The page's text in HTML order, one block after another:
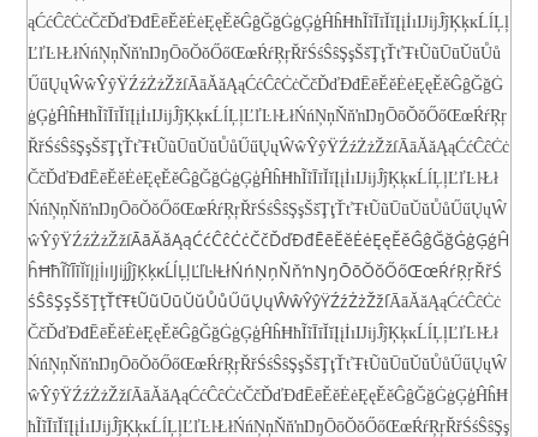
ąĆćĈĉĊċČčĎďĐđĒēĔĕĖėĘęĚěĜĝĞğĠġĢģĤĥĦħĨĩĪīĬĭĮįİıĲĳĴĵĶķĸĹĺĻļ
ĽľĿŀŁłŃńŅņŇňŉŊŋŌōŎŏŐőŒœŔŕŖŗŘřŚśŜŝŞşŠšŢţŤťŦŧŨũŪūŬŭŮů
ŰűŲųŴŵŶŷŸŹźŻżŽžſĀāĂăĄąĆćĈĉĊċČčĎďĐđĒēĔĕĖėĘęĚěĜĝĞğĠ
ġĢģĤĥĦħĨĩĪīĬĭĮįİıĲĳĴĵĶķĸĹĺĻļĽľĿŀŁłŃńŅņŇňŉŊŋŌōŎŏŐőŒœŔŕŖŗ
ŘřŚśŜŝŞşŠšŢţŤťŦŧŨũŪūŬŭŮůŰűŲųŴŵŶŷŸŹźŻżŽžſĀāĂăĄąĆćĈĉĊċ
ČčĎďĐđĒēĔĕĖėĘęĚěĜĝĞğĠġĢģĤĥĦħĨĩĪīĬĭĮįİıĲĳĴĵĶķĸĹĺĻļĽľĿŀŁł
ŃńŅņŇňŉŊŋŌōŎŏŐőŒœŔŕŖŗŘřŚśŜŝŞşŠšŢţŤťŦŧŨũŪūŬŭŮůŰűŲųŴ
ŵŶŷŸŹźŻżŽžſĀāĂăĄąĆćĈĉĊċČčĎďĐđĒēĔĕĖėĘęĚěĜĝĞğĠġĢģĤ
ĥĦħĨĩĪīĬĭĮįİıĲĳĴĵĶķĸĹĺĻļĽľĿŀŁłŃńŅņŇňŉŊŋŌōŎŏŐőŒœŔŕŖŗŘřŚ
śŜŝŞşŠšŢţŤťŦŧŨũŪūŬŭŮůŰűŲųŴŵŶŷŸŹźŻżŽžſĀāĂăĄąĆćĈĉĊċ
ČčĎďĐđĒēĔĕĖėĘęĚěĜĝĞğĠġĢģĤĥĦħĨĩĪīĬĭĮįİıĲĳĴĵĶķĸĹĺĻļĽľĿŀŁł
ŃńŅņŇňŉŊŋŌōŎŏŐőŒœŔŕŖŗŘřŚśŜŝŞşŠšŢţŤťŦŧŨũŪūŬŭŮůŰűŲųŴ
ŵŶŷŸŹźŻżŽžſĀāĂăĄąĆćĈĉĊċČčĎďĐđĒēĔĕĖėĘęĚěĜĝĞğĠġĢģĤĥĦ
ħĨĩĪīĬĭĮįİıĲĳĴĵĶķĸĹĺĻļĽľĿŀŁłŃńŅņŇňŉŊŋŌōŎŏŐőŒœŔŕŖŗŘřŚśŜŝŞş